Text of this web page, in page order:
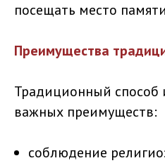
посещать место
Преимущества
Традиционный способ
важных преимуществ:
соблюдение